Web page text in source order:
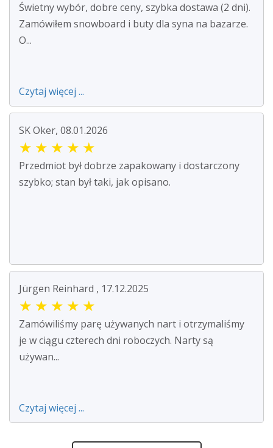
Świetny wybór, dobre ceny, szybka dostawa (2 dni).
Zamówiłem snowboard i buty dla syna na bazarze.
O...
Czytaj więcej ...
SK Oker, 08.01.2026
★ ★ ★ ★ ★
Przedmiot był dobrze zapakowany i dostarczony
szybko; stan był taki, jak opisano.
Jürgen Reinhard , 17.12.2025
★ ★ ★ ★ ★
Zamówiliśmy parę używanych nart i otrzymaliśmy
je w ciągu czterech dni roboczych. Narty są
używan...
Czytaj więcej ...